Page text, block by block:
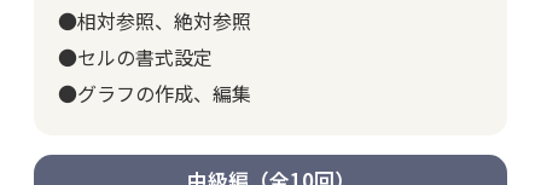
●相対参照、絶対参照
●セルの書式設定
●グラフの作成、編集